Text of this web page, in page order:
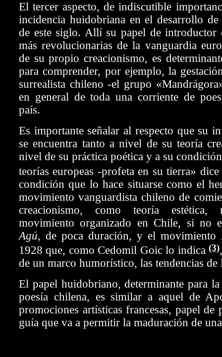
El tercer aspecto, de indiscutible
incidencia huidobriana en el desarrollo de
de este siglo. Allí su papel de introductor
más revolucionarias de la vanguardia
de su propio creacionismo, es
para comprender, por ejemplo, la
surrealista chileno -el grupo
en general de toda una corriente de
país.
Es importante señalar al respecto que su
se encuentra tanto a nivel de su teoría
nivel de su práctica poética y a su
teorías europeas -profeta en su tierra»
condición que lo hace situarse como el
movimiento vanguardista chileno de
creacionismo, como teoría
movimiento organizado en Chile, si no
Agú, de poca duración, y el movimiento
1928 que, como Cedomil Goic lo indica(3)
de un marco humorístico, las tendencias de
El papel huidobriano, determinante para
poesía chilena, es similar a aquel de
promociones artísticas francesas, papel de
guía que va a permitir la maduración de